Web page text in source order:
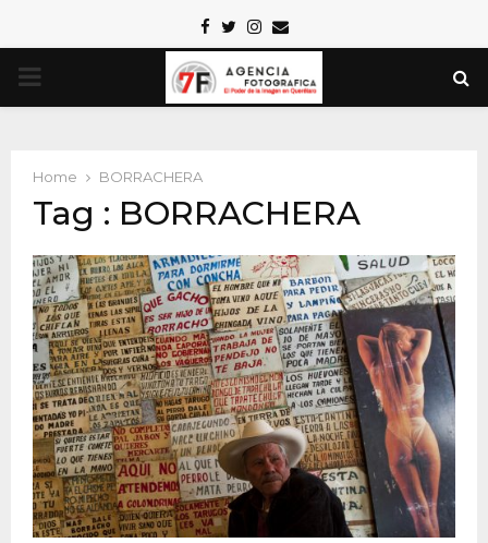
Facebook
TwitterInstagram
Email
PRIMARY
Home BORRACHERA
Tag : BORRACHERA